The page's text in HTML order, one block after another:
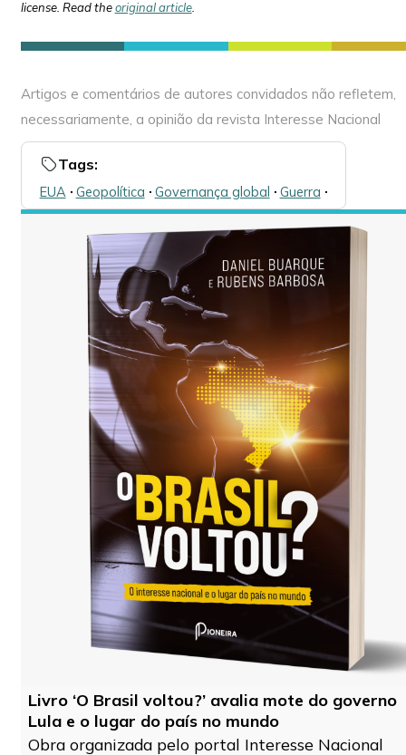
license. Read theoriginal article.
Artigos e comentários de autores convidados não refletem,
necessariamente, a opinião da revista Interesse Nacional
Tags:
EUA🞌 Geopolítica 🞌 Governança global 🞌 Guerra 🞌
Livro ‘O Brasil voltou?’ avalia mote do governo
Lula e o lugar do país no mundo
Obra organizada pelo portal Interesse Nacional